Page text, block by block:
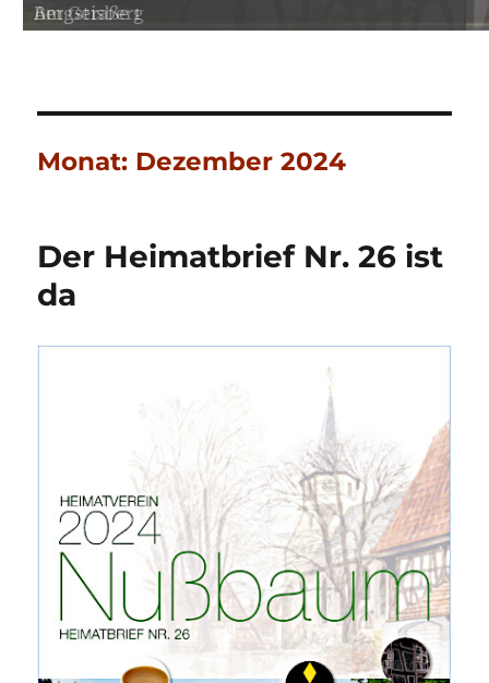
Bergstraße 1
Am Geisberg
Monat: Dezember 2024
Der Heimatbrief Nr. 26 ist
da